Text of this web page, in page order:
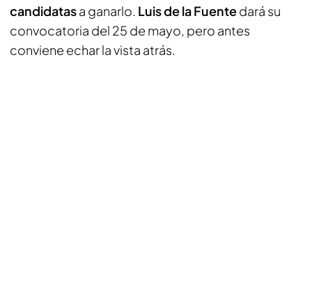
candidatasa ganarlo. Luis de la Fuentedará su
convocatoria del 25 de mayo, pero antes
conviene echar la vista atrás.